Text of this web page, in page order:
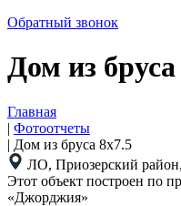
Обратный звонок
Дом из бруса
Главная
| Фотоотчеты
| Дом из бруса 8x7.5
ЛО, Приозерский
Этот объект построен по
«Джорджия»